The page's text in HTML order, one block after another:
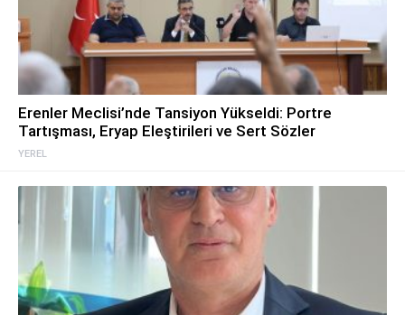
YEREL
Erenler Meclisi’nde Tansiyon Yükseldi: Portre
Tartışması, Eryap Eleştirileri ve Sert Sözler